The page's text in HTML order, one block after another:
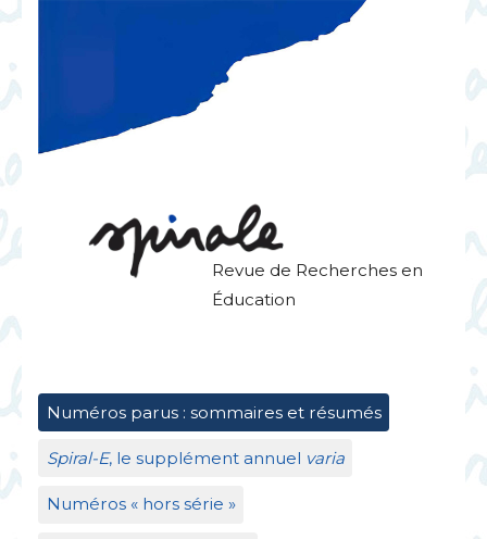
Revue de Recherches en
Éducation
Numéros parus : sommaires et résumés
Spiral-E, le supplément annuel varia
Numéros « hors série »